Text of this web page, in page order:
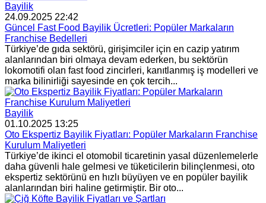
Bayilik
24.09.2025 22:42
Güncel Fast Food Bayilik Ücretleri: Popüler Markaların
Franchise Bedelleri
Türkiye’de gıda sektörü, girişimciler için en cazip yatırım
alanlarından biri olmaya devam ederken, bu sektörün
lokomotifi olan fast food zincirleri, kanıtlanmış iş modelleri ve
marka bilinirliği sayesinde en çok tercih...
Bayilik
01.10.2025 13:25
Oto Ekspertiz Bayilik Fiyatları: Popüler Markaların Franchise
Kurulum Maliyetleri
Türkiye’de ikinci el otomobil ticaretinin yasal düzenlemelerle
daha güvenli hale gelmesi ve tüketicilerin bilinçlenmesi, oto
ekspertiz sektörünü en hızlı büyüyen ve en popüler bayilik
alanlarından biri haline getirmiştir. Bir oto...